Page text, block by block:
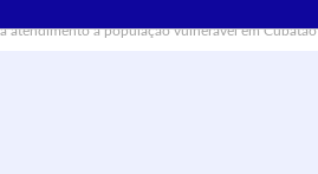
atendimento à população vulnerável em Cubatão
para crianças e adolescentes